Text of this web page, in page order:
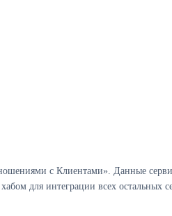
с Клиентами». Данные
для интеграции всех